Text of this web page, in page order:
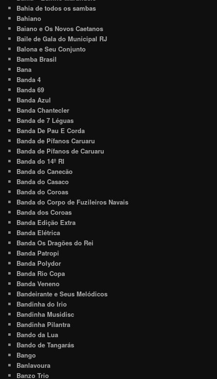
Bahia de todos os sambas
Bahiano
Baiano e Os Novos Caetanos
Baile de Gala do Municipal RJ
Balona e Seu Conjunto
Bamba Brasil
Bana
Banda 4
Banda 69
Banda Azul
Banda Chantecler
Banda de 7 Léguas
Banda De Pau E Corda
Banda de Pífanos Caruaru
Banda de Pífanos de Caruaru
Banda do 14º RI
Banda do Canecão
Banda do Casaco
Banda do Coroas
Banda do Corpo de Fuzileiros Navais
Banda dos Coroas
Banda Edição Extra
Banda Elétrica
Banda Os Dragões do Rei
Banda Patropi
Banda Polydor
Banda Rio Copa
Banda Veneno
Bandeirante e Seus Melódicos
Bandinha do Irio
Bandinha Musidisc
Bandinha Pilantra
Bando da Lua
Bando de Tangarás
Bango
Banlavoura
Banzo Trio